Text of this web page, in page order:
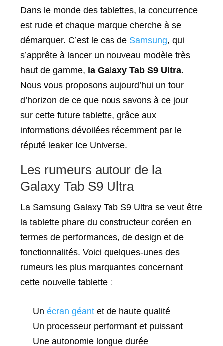
Dans le monde des tablettes, la concurrence
est rude et chaque marque cherche à se
démarquer. C’est le cas de Samsung, qui
s’apprête à lancer un nouveau modèle très
haut de gamme, la Galaxy Tab S9 Ultra.
Nous vous proposons aujourd’hui un tour
d’horizon de ce que nous savons à ce jour
sur cette future tablette, grâce aux
informations dévoilées récemment par le
réputé leaker Ice Universe.
Les rumeurs autour de la
Galaxy Tab S9 Ultra
La Samsung Galaxy Tab S9 Ultra se veut être
la tablette phare du constructeur coréen en
termes de performances, de design et de
fonctionnalités. Voici quelques-unes des
rumeurs les plus marquantes concernant
cette nouvelle tablette :
Un écran géant et de haute qualité
Un processeur performant et puissant
Une autonomie longue durée